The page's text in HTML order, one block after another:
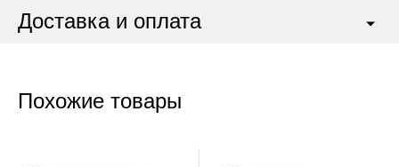
Доставка и оплата
Похожие товары